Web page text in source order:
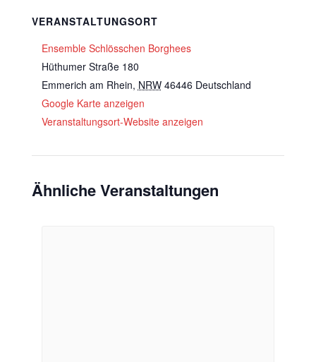
VERANSTALTUNGSORT
Ensemble Schlösschen Borghees
Hüthumer Straße 180
Emmerich am Rhein, NRW 46446 Deutschland
Google Karte anzeigen
Veranstaltungsort-Website anzeigen
Ähnliche Veranstaltungen